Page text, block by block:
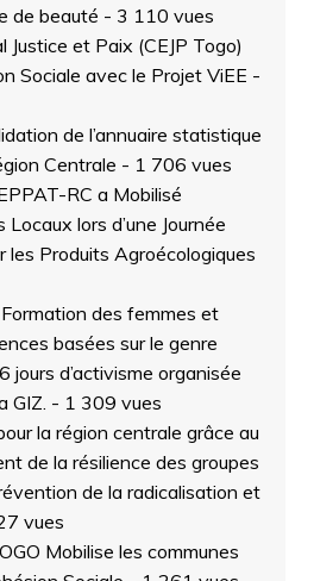
de beauté - 3 110 vues
Justice et Paix (CEJP Togo)
Sociale avec le Projet ViEE -
de l’annuaire statistique
Centrale - 1 706 vues
RC a Mobilisé
lors d’une Journée
les Produits Agroécologiques
des femmes et
basées sur le genre
jours d’activisme organisée
GIZ. - 1 309 vues
la région centrale grâce au
de la résilience des groupes
de la radicalisation et
vues
Mobilise les communes